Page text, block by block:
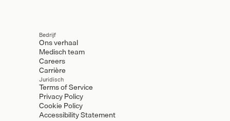
Bedrijf
Ons verhaal
Medisch team
Careers
Carrière
Juridisch
Terms of Service
Privacy Policy
Cookie Policy
Accessibility Statement